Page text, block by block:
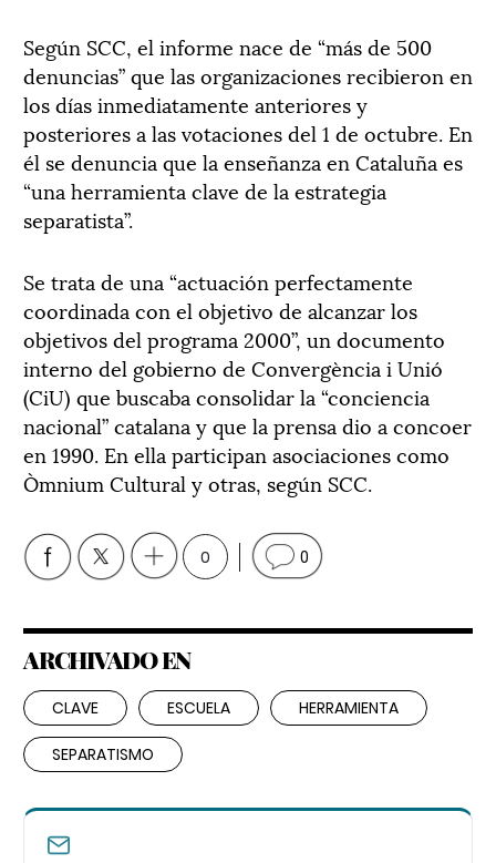
Según SCC, el informe nace de “más de 500
denuncias” que las organizaciones recibieron en
los días inmediatamente anteriores y
posteriores a las votaciones del 1 de octubre. En
él se denuncia que la enseñanza en Cataluña es
“una herramienta clave de la estrategia
separatista”.
Se trata de una “actuación perfectamente
coordinada con el objetivo de alcanzar los
objetivos del programa 2000”, un documento
interno del gobierno de Convergència i Unió
(CiU) que buscaba consolidar la “conciencia
nacional” catalana y que la prensa dio a concoer
en 1990. En ella participan asociaciones como
Òmnium Cultural y otras, según SCC.
0 0
ARCHIVADO EN
CLAVE ESCUELA HERRAMIENTA
SEPARATISMO